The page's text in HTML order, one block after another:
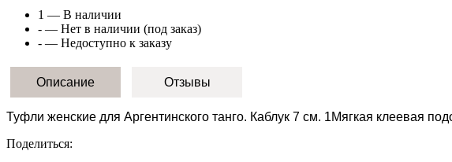
1 — В наличии
- — Нет в наличии (под заказ)
- — Недоступно к заказу
Описание Отзывы
Туфли женские для Аргентинского танго. Каблук 7 см. 1Мягкая клеевая
Поделиться: